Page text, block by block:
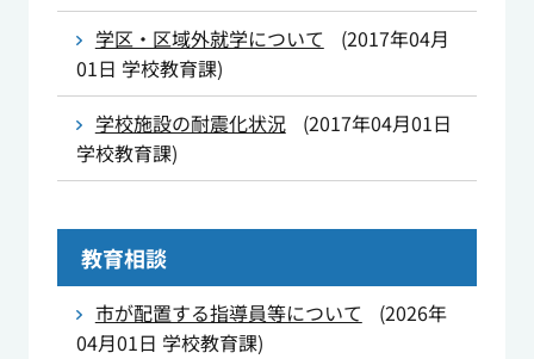
学区・区域外就学について
(2017年04月
01日 学校教育課)
学校施設の耐震化状況
(2017年04月01日
学校教育課)
教育相談
市が配置する指導員等について (2026年
04月01日 学校教育課)